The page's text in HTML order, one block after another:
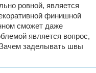
ровной, является
финишной
сможет даже
является вопрос,
заделывать швы